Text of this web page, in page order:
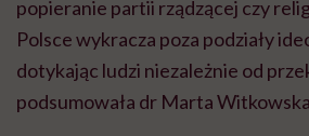
popieranie partii rządzącej czy
Polsce wykracza poza podziały
dotykając ludzi niezależnie od
podsumowała dr Marta